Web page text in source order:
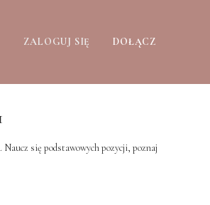
ZALOGUJ SIĘ DOŁĄCZ
się podstawowych pozycji, poznaj